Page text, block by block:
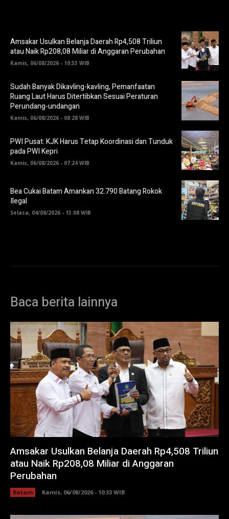
Amsakar Usulkan Belanja Daerah Rp4,508 Triliun
atau Naik Rp208,08 Miliar di Anggaran Perubahan
Kamis, 06/08/2026 - 10:33 WIB
Sudah Banyak Dikavling-kavling, Pemanfaatan
Ruang Laut Harus Ditertibkan Sesuai Peraturan
Perundang-undangan
Kamis, 06/08/2026 - 08:28 WIB
PWI Pusat: KJK Harus Tetap Koordinasi dan Tunduk
pada PWI Kepri
Kamis, 06/08/2026 - 07:24 WIB
Bea Cukai Batam Amankan 32.790 Batang Rokok
Ilegal
Selasa, 04/08/2026 - 13:08 WIB
Baca berita lainnya
Amsakar Usulkan Belanja Daerah Rp4,508 Triliun
atau Naik Rp208,08 Miliar di Anggaran
Perubahan
Batam Kamis, 06/08/2026 - 10:33 WIB